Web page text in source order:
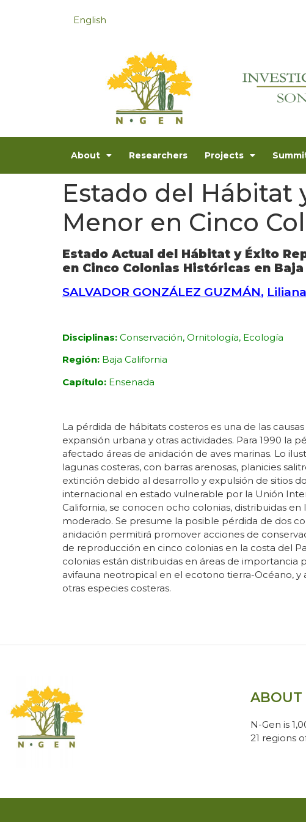
English
About Researchers Projects
Estado del Hábitat
Menor en Cinco
Estado Actual del Hábitat y Éxito
en Cinco Colonias Históricas en
SALVADOR GONZÁLEZ GUZMÁN,
Disciplinas: Conservación, Ornitología, Ecología
Región: Baja California
Capítulo: Ensenada
La pérdida de hábitats costeros es una de las
expansión urbana y otras actividades. Para 1990 la
afectado áreas de anidación de aves marinas. Lo
lagunas costeras, con barras arenosas, planicies
extinción debido al desarrollo y expulsión de sitios
internacional en estado vulnerable por la Unión
California, se conocen ocho colonias, distribuidas
moderado. Se presume la posible pérdida de dos
anidación permitirá promover acciones de
de reproducción en cinco colonias en la costa del
colonias están distribuidas en áreas de importancia
avifauna neotropical en el ecotono tierra-Océano,
otras especies costeras.
ABOUT
N-Gen is
21 regions